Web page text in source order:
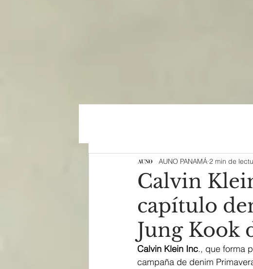
Calvin
capítulo
Jung Kook
AUNO PANAMÁ 2 min de
Calvin Klein Inc., que forma
campaña de denim